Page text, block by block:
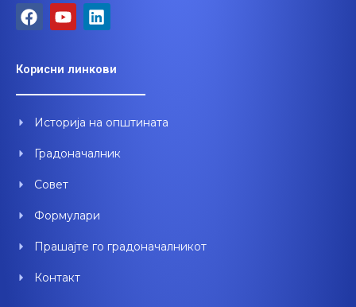
F
a
b
o
k
Y
o
u
b
L
i
e
d
n
Корисни линкови
Историја на општината
Градоначалник
Совет
Формулари
Прашајте го градоначалникот
Контакт